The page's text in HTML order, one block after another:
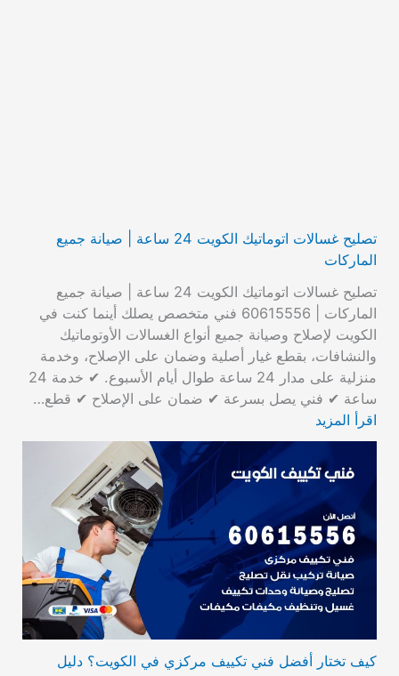
تصليح غسالات اتوماتيك الكويت 24 ساعة | صيانة جميع
الماركات
تصليح غسالات اتوماتيك الكويت 24 ساعة | صيانة جميع
الماركات | 60615556 فني متخصص يصلك أينما كنت في
الكويت لإصلاح وصيانة جميع أنواع الغسالات الأوتوماتيك
والنشافات، بقطع غيار أصلية وضمان على الإصلاح، وخدمة
منزلية على مدار 24 ساعة طوال أيام الأسبوع. ✔ خدمة 24
ساعة ✔ فني يصل بسرعة ✔ ضمان على الإصلاح ✔ قطع…
اقرأ المزيد
كيف تختار أفضل فني تكييف مركزي في الكويت؟ دليل